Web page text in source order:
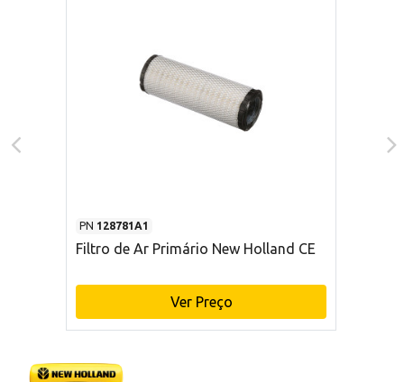
PN 128781A1
Filtro de Ar Primário New Holland CE
Ver Preço